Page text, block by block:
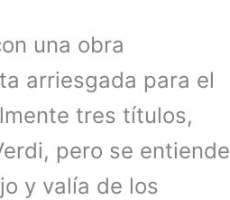
una obra
arriesgada para el
tres títulos,
pero se entiende
y valía de los